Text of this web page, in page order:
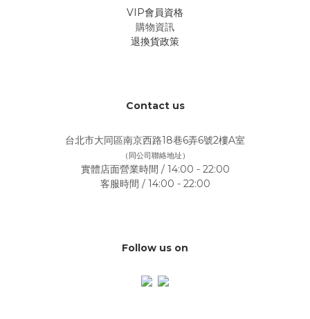
VIP會員資格
購物資訊
退換貨政策
Contact us
台北市大同區南京西路18巷6弄6號2樓A室
（同公司聯絡地址）
實體店面營業時間 / 14:00 - 22:00
客服時間 / 14:00 - 22:00
Follow us on